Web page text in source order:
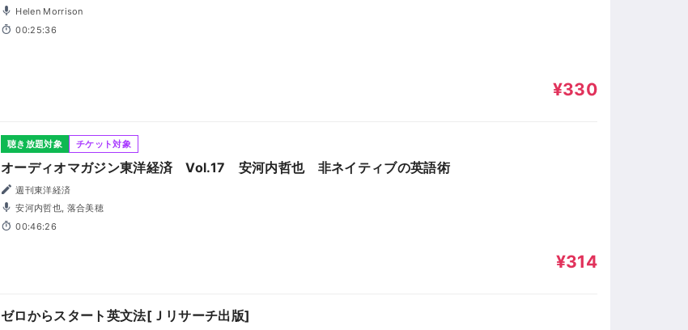
Helen Morrison
00:25:36
¥330
聴き放題対象 チケット対象
オーディオマガジン東洋経済 Vol.17 安河内哲也 非ネイティブの英語術
週刊東洋経済
安河内哲也, 落合美穂
00:46:26
¥314
ゼロからスタート英文法[Ｊリサーチ出版]